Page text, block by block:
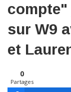
compte"
sur W9
et
0
Partages